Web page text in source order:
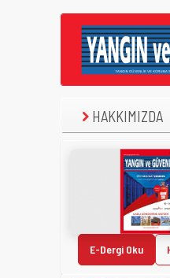
HAKKIMIZDA
E-Dergi Oku